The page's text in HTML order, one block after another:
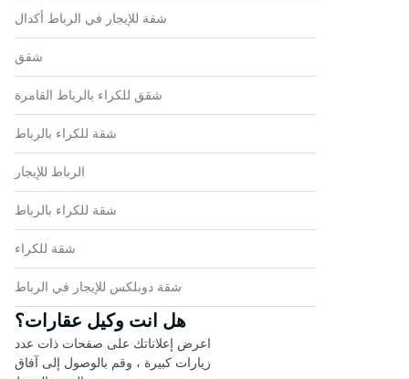
شقة للإيجار في الرباط أكدال
شقق
شقق للكراء بالرباط القامرة
شقة للكراء بالرباط
الرباط للإيجار
شقة للكراء بالرباط
شقة للكراء
شقة دوبلكس للإيجار في الرباط
هل انت وكيل عقارات؟
اعرض إعلاناتك على صفحات ذات عدد
زيارات كبيرة ، وقم بالوصول إلى آفاق